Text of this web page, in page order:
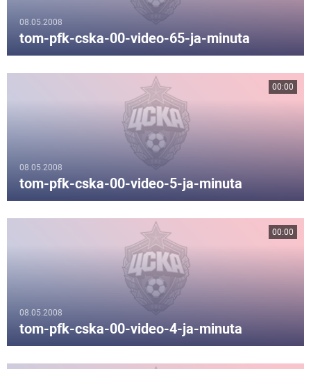
08.05.2008
tom-pfk-cska-00-video-65-ja-minuta
08.05.2008
tom-pfk-cska-00-video-5-ja-minuta
00:00
08.05.2008
tom-pfk-cska-00-video-4-ja-minuta
00:00